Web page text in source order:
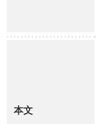
本文